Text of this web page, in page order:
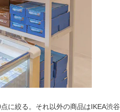
に絞る。それ以外の商品はIKEA渋谷